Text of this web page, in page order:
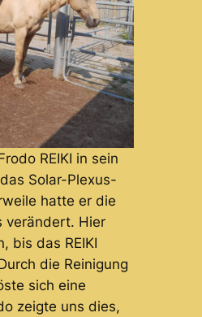
REIKI in sein
Solar-Plexus-
hatte er die
verändert. Hier
bis das REIKI
die Reinigung
sich eine
zeigte uns dies,